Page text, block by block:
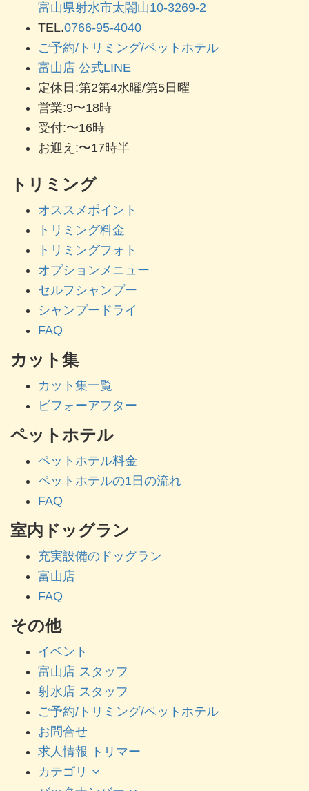
富山県射水市太閤山10-3269-2
TEL.0766-95-4040
ご予約/トリミング/ペットホテル
富山店 公式LINE
定休日:第2第4水曜/第5日曜
営業:9〜18時
受付:〜16時
お迎え:〜17時半
トリミング
オススメポイント
トリミング料金
トリミングフォト
オプションメニュー
セルフシャンプー
シャンプードライ
FAQ
カット集
カット集一覧
ビフォーアフター
ペットホテル
ペットホテル料金
ペットホテルの1日の流れ
FAQ
室内ドッグラン
充実設備のドッグラン
富山店
FAQ
その他
イベント
富山店 スタッフ
射水店 スタッフ
ご予約/トリミング/ペットホテル
お問合せ
求人情報 トリマー
カテゴリ